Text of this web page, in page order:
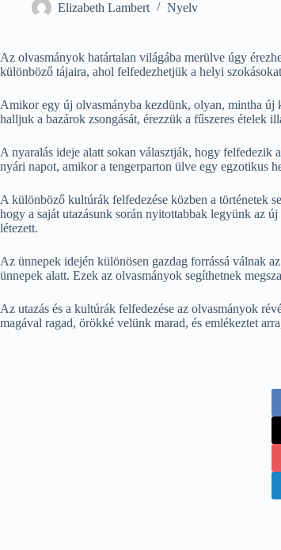
Elizabeth Lambert Nyelv
Az olvasmányok határtalan világába merülve úgy
különböző tájaira, ahol felfedezhetjük a helyi
Amikor egy új olvasmányba kezdünk, olyan, mintha új
halljuk a bazárok zsongását, érezzük a fűszeres ételek
A nyaralás ideje alatt sokan választják, hogy
nyári napot, amikor a tengerparton ülve egy egzotikus
A különböző kultúrák felfedezése közben a történetek
hogy a saját utazásunk során nyitottabbak legyünk az
létezett.
Az ünnepek idején különösen gazdag forrássá válnak
ünnepek alatt. Ezek az olvasmányok segíthetnek
Az utazás és a kultúrák felfedezése az olvasmányok
magával ragad, örökké velünk marad, és emlékeztet